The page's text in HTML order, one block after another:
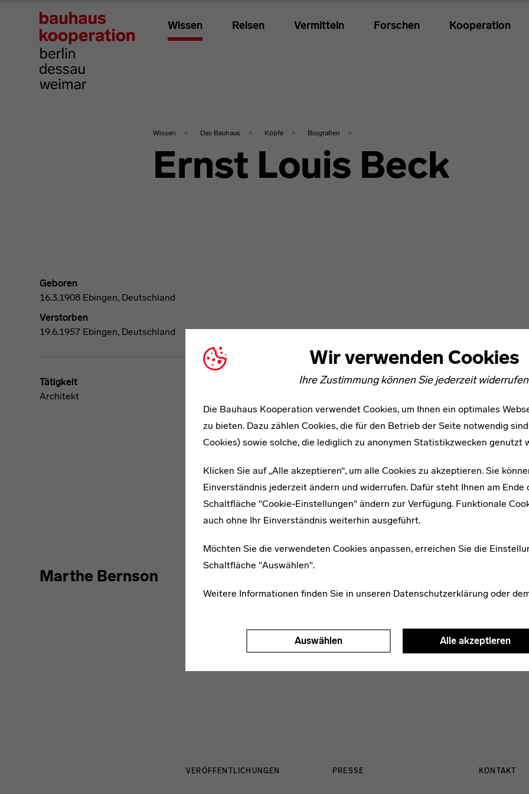
Wir verwenden Cookies
Ihre Zustimmung können Sie jederzeit
Die Bauhaus Kooperation verwendet Cookies, um Ihnen ein optimales
zu bieten. Dazu zählen Cookies, die für den Betrieb der Seite notwendig
Cookies) sowie solche, die lediglich zu anonymen Statistikzwecken genutzt
Klicken Sie auf „Alle akzeptieren“, um alle Cookies zu akzeptieren. Sie
Einverständnis jederzeit ändern und widerrufen. Dafür steht Ihnen am Ende
Schaltfläche "Cookie-Einstellungen" ändern zur Verfügung. Funktionale
auch ohne Ihr Einverständnis weiterhin ausgeführt.
Möchten Sie die verwendeten Cookies anpassen, erreichen Sie die
Schaltfläche "Auswählen".
Weitere Informationen finden Sie in unseren Datenschutzerklärung oder
Auswählen Alle akzeptieren
Wissen Reisen Vermitteln Forschen Kooperation
Wissen Das Bauhaus Köpfe Biografien
Ernst Louis Beck
Geboren
16.3.1908 Ebingen, Deutschland
Verstorben
19.6.1957 Ebingen, Deutschland
Tätigkeit
Architekt
WEITERE ARTIKEL ZUM THEMA
Marthe Bernson
Berthold Buchenau
* 1902
VERÖFFENTLICHUNGEN PRESSE KONTAKT